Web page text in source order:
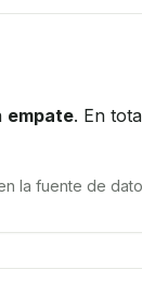
empate. En
la fuente de